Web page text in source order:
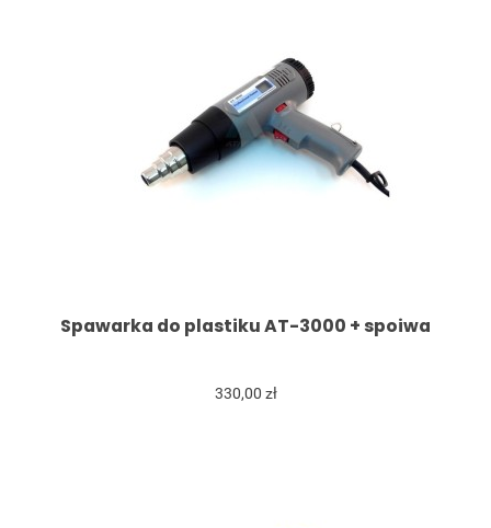
Spawarka do plastiku AT-3000 + spoiwa
330,00 zł